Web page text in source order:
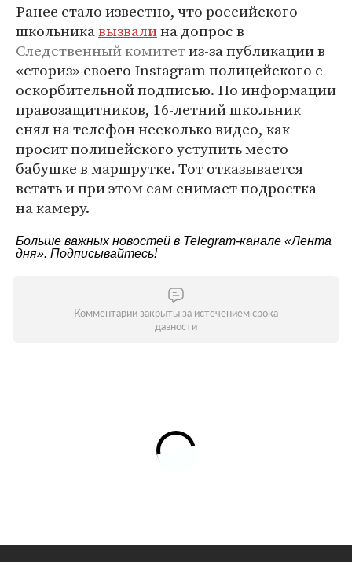
Ранее стало известно, что российского
школьникавызвалина допрос в
Следственный комитетиз-за публикации в
«сториз» своего Instagram полицейского с
оскорбительной подписью. По информации
правозащитников, 16-летний школьник
снял на телефон несколько видео, как
просит полицейского уступить место
бабушке в маршрутке. Тот отказывается
встать и при этом сам снимает подростка
на камеру.
Больше важных новостей в Telegram-канале «Лента
дня». Подписывайтесь!
Комментарии закрыты за истечением срока
давности